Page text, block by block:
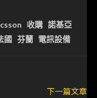
收購 諾基亞
國 芬蘭 電訊設備
下一篇文章